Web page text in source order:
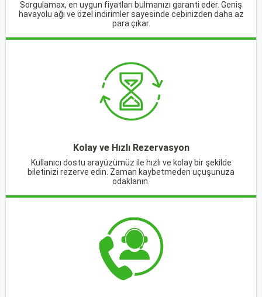
Sorgulamax, en uygun fiyatları bulmanızı garanti eder. Geniş
havayolu ağı ve özel indirimler sayesinde cebinizden daha az
para çıkar.
Kolay ve Hızlı Rezervasyon
Kullanıcı dostu arayüzümüz ile hızlı ve kolay bir şekilde
biletinizi rezerve edin. Zaman kaybetmeden uçuşunuza
odaklanın.